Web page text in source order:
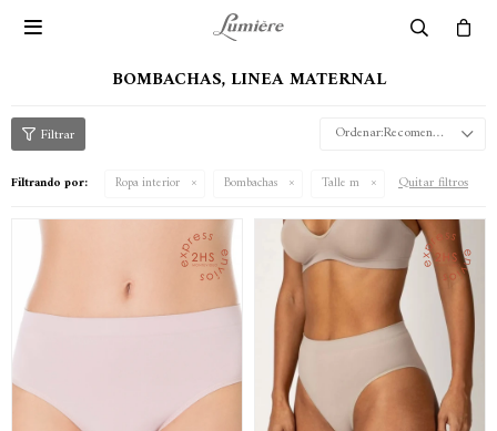

BOMBACHAS, LINEA MATERNAL
Recomendados
Filtrando por: Ropa interior Bombachas Talle m Quitar filtros